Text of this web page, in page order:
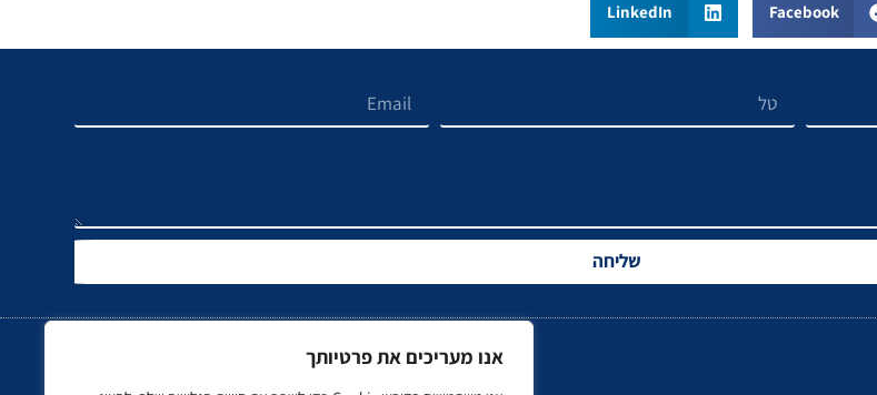
אנו מעריכים את פרטיותך
Facebook
LinkedIn
שליחה